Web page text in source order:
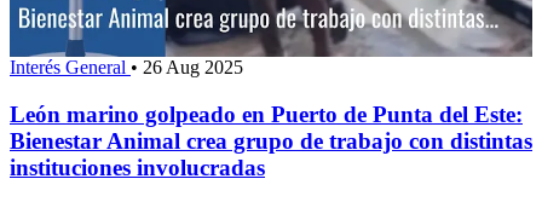
Interés General • 26 Aug 2025
León marino golpeado en Puerto de Punta del Este:
Bienestar Animal crea grupo de trabajo con distintas
instituciones involucradas